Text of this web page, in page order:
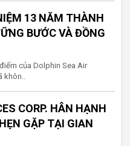
13 NĂM THÀNH
BƯỚC VÀ ĐỒNG
của Dolphin Sea Air
CORP. HÂN HẠNH
GẶP TẠI GIAN